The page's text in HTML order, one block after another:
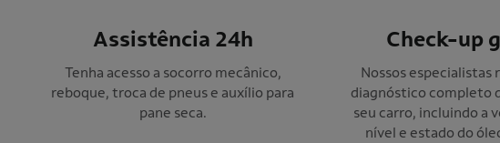
Assistência 24h
Tenha acesso a socorro mecânico,
reboque, troca de pneus e auxílio para
pane seca.
Check-up
Nossos especialistas
diagnóstico completo
seu carro, incluindo a
nível e estado do